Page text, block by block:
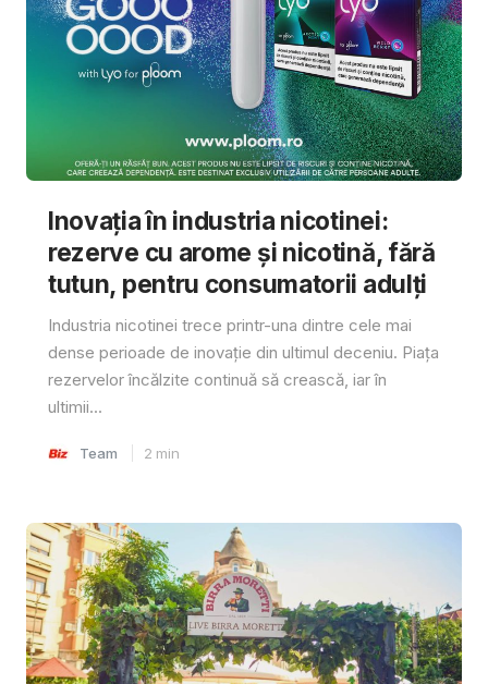
Inovația în industria nicotinei:
rezerve cu arome și nicotină, fără
tutun, pentru consumatorii adulți
Industria nicotinei trece printr-una dintre cele mai
dense perioade de inovație din ultimul deceniu. Piața
rezervelor încălzite continuă să crească, iar în
ultimii...
Team 2 min